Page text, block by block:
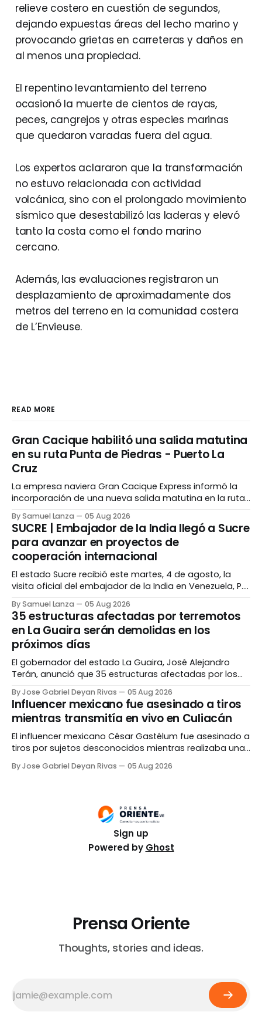
relieve costero en cuestión de segundos,
dejando expuestas áreas del lecho marino y
provocando grietas en carreteras y daños en
al menos una propiedad.
El repentino levantamiento del terreno
ocasionó la muerte de cientos de rayas,
peces, cangrejos y otras especies marinas
que quedaron varadas fuera del agua.
Los expertos aclararon que la transformación
no estuvo relacionada con actividad
volcánica, sino con el prolongado movimiento
sísmico que desestabilizó las laderas y elevó
tanto la costa como el fondo marino
cercano.
Además, las evaluaciones registraron un
desplazamiento de aproximadamente dos
metros del terreno en la comunidad costera
de L’Envieuse.
READ MORE
Gran Cacique habilitó una salida matutina
en su ruta Punta de Piedras - Puerto La
Cruz
La empresa naviera Gran Cacique Express informó la
incorporación de una nueva salida matutina en la ruta
comenzará a operar a partir de agosto a bordo del
buque Najibito. La nueva frecuencia estará disponible
los sábados y domingos con zarpe a
By Samuel Lanza 05 Aug 2026
SUCRE | Embajador de la India llegó a Sucre
para avanzar en proyectos de
cooperación internacional
El estado Sucre recibió este martes, 4 de agosto, la
visita oficial del embajador de la India en Venezuela, P.K.
fortalecer la cooperación internacional y promover las
potencialidades de la entidad en áreas como
economía, educación, ciencia y tecnología. Tras un
By Samuel Lanza 05 Aug 2026
35 estructuras afectadas por terremotos
en La Guaira serán demolidas en los
próximos días
El gobernador del estado La Guaira, José Alejandro
Terán, anunció que 35 estructuras afectadas por los
próximos días. Durante una rueda de prensa, Terán
señaló que las edificaciones fueron evaluadas por
equipos de especialistas y que los trabajos serán
realizados bajo
By Jose Gabriel Deyan Rivas 05 Aug 2026
Influencer mexicano fue asesinado a tiros
mientras transmitía en vivo en Culiacán
El influencer mexicano César Gastélum fue asesinado a
tiros por sujetos desconocidos mientras realizaba una
rápida en la ciudad de Culiacán. El hecho ocurrió el
By Jose Gabriel Deyan Rivas 05 Aug 2026
Sign up
Powered by Ghost
Prensa Oriente
Thoughts, stories and ideas.